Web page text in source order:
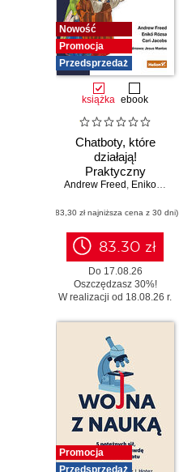
Nowość
Promocja
Przedsprzedaż
książka ebook
Chatboty, które
działają!
Praktyczny
przewodnik po
sztucznej
inteligencji
Andrew Freed , Eniko Rozsa
(83,30 zł najniższa cena z 30 dni)
83.30 zł
Do 17.08.26
Oszczędzasz 30%!
W realizacji od 18.08.26 r.
Promocja
Przedsprzedaż